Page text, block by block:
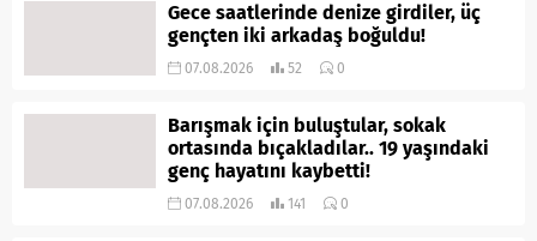
Gece saatlerinde denize girdiler, üç
gençten iki arkadaş boğuldu!
07.08.2026 52 0
Barışmak için buluştular, sokak
ortasında bıçakladılar.. 19 yaşındaki
genç hayatını kaybetti!
07.08.2026 141 0